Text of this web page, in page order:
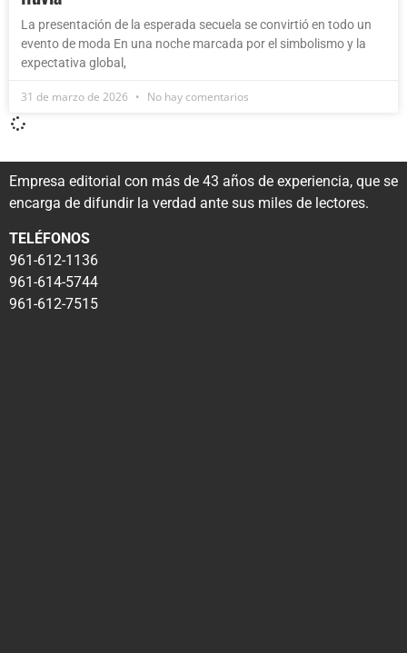
La presentación de la esperada secuela se convirtió en todo un
evento de moda En una noche marcada por el simbolismo y la
expectativa global,
31 de marzo de 2026 No hay comentarios
Empresa editorial con más de 43 años de experiencia, que se
encarga de difundir la verdad ante sus miles de lectores.
TELÉFONOS
961-612-1136
961-614-5744
961-612-7515